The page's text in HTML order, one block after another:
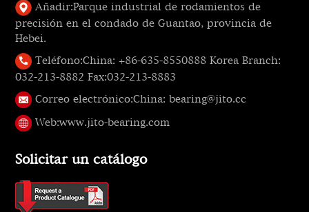
Añadir:Parque industrial de rodamientos de
precisión en el condado de Guantao, provincia de
Hebei.
Teléfono:China: +86-635-8550888 Korea Branch:
032-213-8882 Fax:032-213-8883
Correo electrónico:China: bearing@jito.cc
Web:www.jito-bearing.com
Solicitar un catálogo